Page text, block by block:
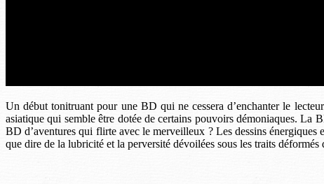
Un début tonitruant pour une BD qui ne cessera d’enchanter le
asiatique qui semble être dotée de certains pouvoirs démoniaques. La
BD d’aventures qui flirte avec le merveilleux ? Les dessins énergiques
que dire de la lubricité et la perversité dévoilées sous les traits